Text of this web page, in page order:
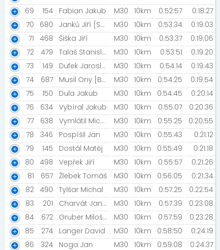
69
154 Fabian Jakub M30 10km 0:52:57
0:18:27
70
680 Janků Jiří [SOKOL Roztoky] M30 10km 0:53:34
0:19:03
71
468 Šiška Jiří M30 10km 0:53:37
0:19:06
72
479 Talaš Stanislav M30 10km 0:53:51
0:19:20
73
149 Dufek Jaroslav [NN Night Run Team] M30 10km 0:54:14
0:19:43
74
687 Musil Ony [Be Different] M30 10km 0:54:25
0:19:54
75
150 Dula Jakub M30 10km 0:54:45
0:20:14
76
634 Vybíral Jakub M30 10km 0:55:07
0:20:36
77
638 Vymlátil Michal M30 10km 0:55:25
0:20:55
78
346 Pospíšil Jan M30 10km 0:55:43
0:21:12
79
145 Dostál Matěj M30 10km 0:55:49
0:21:18
80
498 Vepřek Jiří M30 10km 0:55:57
0:21:26
81
657 Žlebek Tomáš M30 10km 0:56:05
0:21:34
82 490 Tylšar Michal M30 10km 0:57:25
0:22:54
83
201 Charvát Jan [Tatranky] M30 10km 0:57:39
0:23:08
84
672 Gruber Miloš [VOLO TEAM] M30 10km 0:57:59
0:23:28
85
274 Langer David M30 10km 0:58:50
0:24:19
86
324 Noga Jan M30 10km 0:59:08
0:24:37